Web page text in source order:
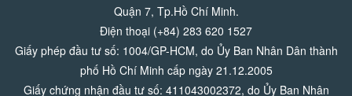
Quận 7, Tp.Hồ Chí Minh.
Điện thoại (+84) 283 620 1527
Giấy phép đầu tư số: 1004/GP-HCM, do Ủy Ban Nhân Dân thành
phố Hồ Chí Minh cấp ngày 21.12.2005
Giấy chứng nhận đầu tư số: 411043002372, do Ủy Ban Nhân